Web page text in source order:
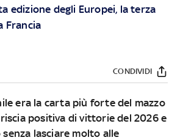
edizione degli Europei, la terza
Francia
CONDIVIDI
era la carta più forte del mazzo
positiva di vittorie del 2026 e
lasciare molto alle